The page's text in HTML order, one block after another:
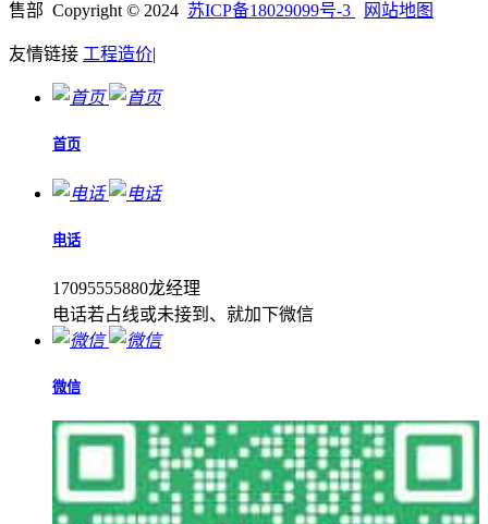
售部 Copyright © 2024 苏ICP备18029099号-3 网站地图
友情链接 工程造价|
首页
电话
17095555880龙经理
电话若占线或未接到、就加下微信
微信